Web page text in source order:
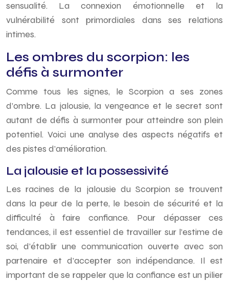
sensualité. La connexion émotionnelle et la
vulnérabilité sont primordiales dans ses relations
intimes.
Les ombres du scorpion: les
défis à surmonter
Comme tous les signes, le Scorpion a ses zones
d’ombre. La jalousie, la vengeance et le secret sont
autant de défis à surmonter pour atteindre son plein
potentiel. Voici une analyse des aspects négatifs et
des pistes d’amélioration.
La jalousie et la possessivité
Les racines de la jalousie du Scorpion se trouvent
dans la peur de la perte, le besoin de sécurité et la
difficulté à faire confiance. Pour dépasser ces
tendances, il est essentiel de travailler sur l’estime de
soi, d’établir une communication ouverte avec son
partenaire et d’accepter son indépendance. Il est
important de se rappeler que la confiance est un pilier